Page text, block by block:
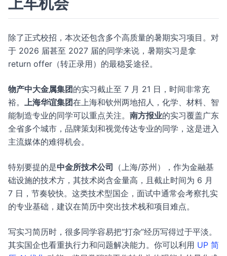
除了正式校招，本次还包含多个高质量的暑期实习项目。对
于 2026 届甚至 2027 届的同学来说，暑期实习是拿
return offer（转正录用）的最稳妥途径。
物产中大金属集团 的实习截止至 7 月 21 日，时间非常充
裕。 上海华谊集团在上海和钦州两地招人，化学、材料、智
能制造专业的同学可以重点关注。 南方报业的实习覆盖广东
全省多个城市，品牌策划和视觉传达专业的同学，这是进入
主流媒体的难得机会。
特别要提的是中金所技术公司
（上海/苏州），作为金融基
础设施的技术方，其技术岗含金量高，且截止时间为 6 月
7 日，节奏较快。这类技术型国企，面试中通常会考察扎实
的专业基础，建议在简历中突出技术栈和项目难点。
写实习简历时，很多同学容易把“打杂”经历写得过于平淡。
其实国企也看重执行力和问题解决能力。你可以利用 UP 简